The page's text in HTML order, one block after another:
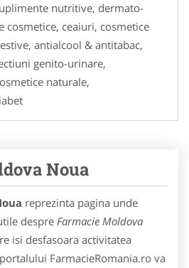
nutritive, dermato-
cosmetice, ceaiuri, cosmetice
antialcool & antitabac,
genito-urinare,
naturale,
Noua
reprezinta pagina unde
despre Farmacie Moldova
isi desfasoara activitatea
FarmacieRomania.ro va